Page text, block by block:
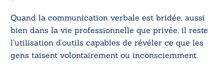
Quand la communication verbale est bridée, aussi
bien dans la vie professionnelle que privée, il reste
l’utilisation d’outils capables de révéler ce que les
gens taisent volontairement ou inconsciemment.